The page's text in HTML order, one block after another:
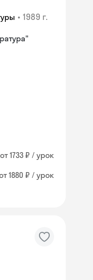
• 1989 г.
от 1733 ₽ / урок
1880 ₽ / урок